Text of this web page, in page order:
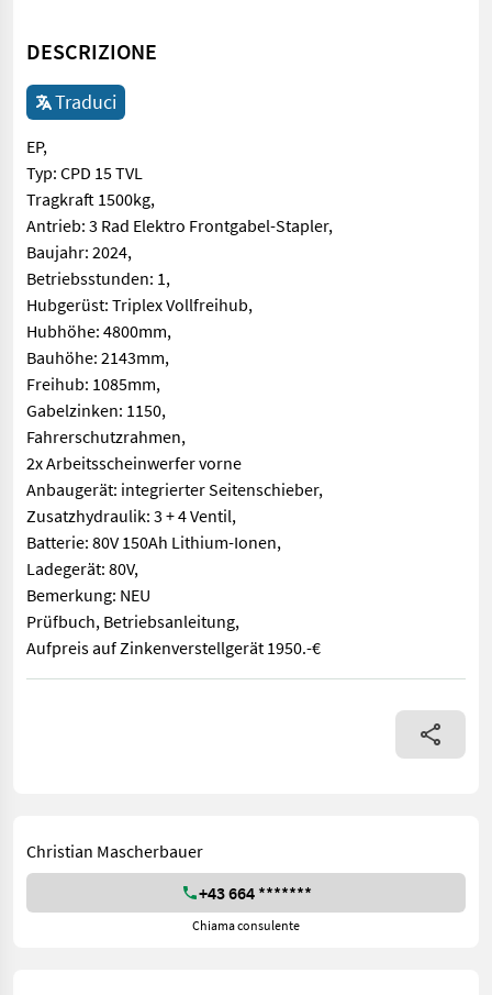
DESCRIZIONE
Traduci
EP,
Typ: CPD 15 TVL
Tragkraft 1500kg,
Antrieb: 3 Rad Elektro Frontgabel-Stapler,
Baujahr: 2024,
Betriebsstunden: 1,
Hubgerüst: Triplex Vollfreihub,
Hubhöhe: 4800mm,
Bauhöhe: 2143mm,
Freihub: 1085mm,
Gabelzinken: 1150,
Fahrerschutzrahmen,
2x Arbeitsscheinwerfer vorne
Anbaugerät: integrierter Seitenschieber,
Zusatzhydraulik: 3 + 4 Ventil,
Batterie: 80V 150Ah Lithium-Ionen,
Ladegerät: 80V,
Bemerkung: NEU
Prüfbuch, Betriebsanleitung,
Aufpreis auf Zinkenverstellgerät 1950.-€
EP, Typ: CPD 15 TVL Tragkraft 1500kg, Antrieb: 3 Rad
Christian Mascherbauer
+43 664 *******
Chiama consulente